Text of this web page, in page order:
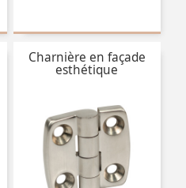
Charnière en façade
esthétique